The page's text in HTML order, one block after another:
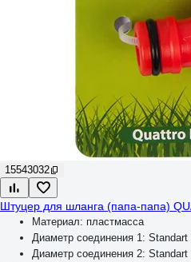
15543032
Штуцер для шланга (папа-папа)
Материал: пластмасса
Диаметр соединения 1: Standart
Диаметр соединения 2: Standart